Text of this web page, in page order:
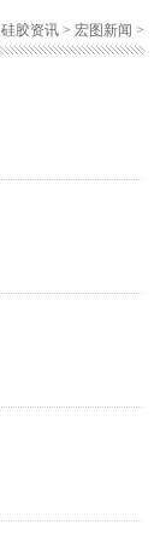
硅胶资讯 > 宏图新闻 >